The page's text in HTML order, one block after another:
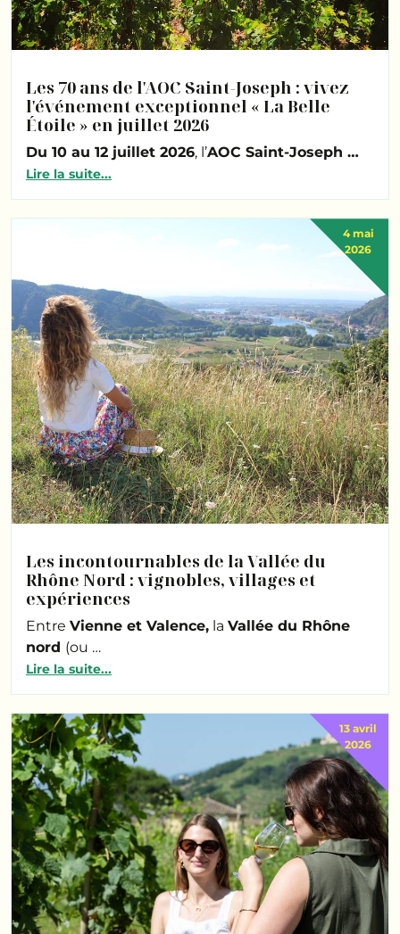
Les 70 ans de l'AOC Saint-Joseph : vivez
l'événement exceptionnel « La Belle
Étoile » en juillet 2026
Du 10 au 12 juillet 2026, l’AOC Saint-Joseph …
Lire la suite...
Les incontournables de la Vallée du
Rhône Nord : vignobles, villages et
expériences
4 mai
2026
Entre Vienne et Valence, la Vallée du Rhône
nord (ou …
Lire la suite...
13 avril
2026